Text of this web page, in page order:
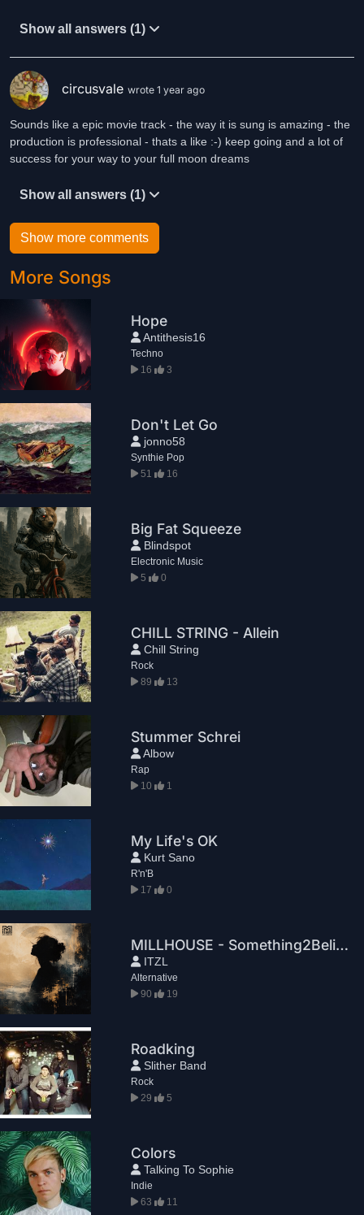
Show all answers (1)
circusvale wrote 1 year ago
Sounds like a epic movie track - the way it is sung is amazing - the
production is professional - thats a like :-) keep going and a lot of
success for your way to your full moon dreams
Show all answers (1)
Show more comments
More Songs
Hope
Antithesis16
Techno
16
3
Don't Let Go
jonno58
Synthie Pop
51
16
Big Fat Squeeze
Blindspot
Electronic Music
5
0
CHILL STRING - Allein
Chill String
Rock
89
13
Stummer Schrei
Albow
Rap
10
1
My Life's OK
Kurt Sano
R'n'B
17
0
MILLHOUSE - Something2Believe
ITZL
Alternative
90
19
Roadking
Slither Band
Rock
29
5
Colors
Talking To Sophie
Indie
63
11